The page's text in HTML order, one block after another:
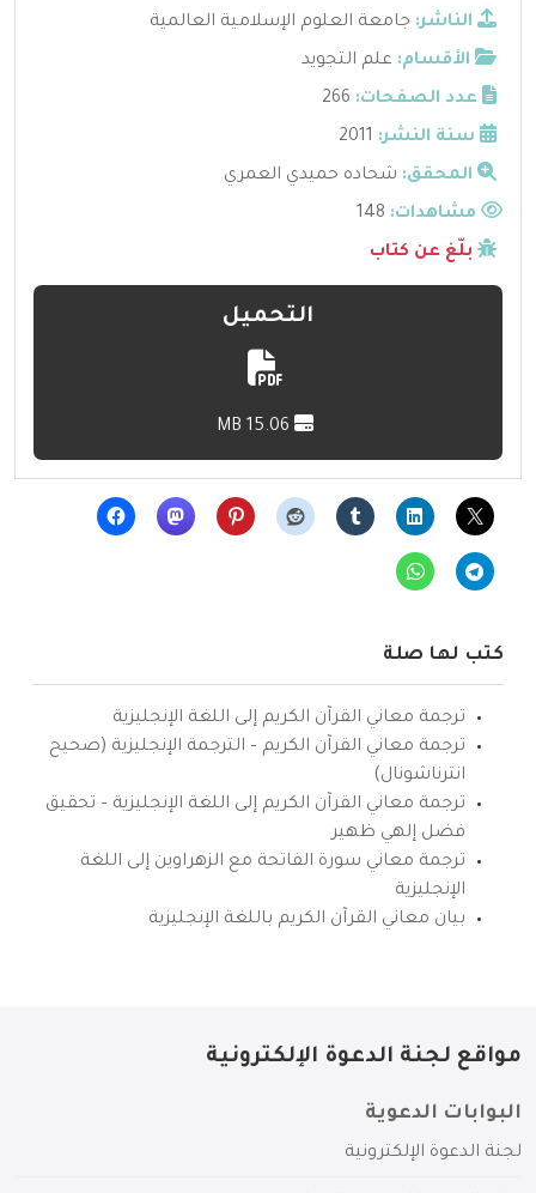
الناشر: جامعة العلوم الإسلامية العالمية
الأقسام: علم التجويد
عدد الصفحات: 266
سنة النشر: 2011
المحقق: شحاده حميدي العمري
مشاهدات:
بلّغ عن كتاب
التحميل
كتب لها صلة
ترجمة معاني القرآن الكريم إلى اللغة الإنجليزية
ترجمة معاني القرآن الكريم – الترجمة الإنجليزية (صحيح
انترناشونال)
ترجمة معاني القرآن الكريم إلى اللغة الإنجليزية – تحقيق
فضل إلهي ظهير
ترجمة معاني سورة الفاتحة مع الزهراوين إلى اللغة
الإنجليزية
بيان معاني القرآن الكريم باللغة الإنجليزية
مواقع لجنة الدعوة الإلكترونية
البوابات الدعوية
لجنة الدعوة الإلكترونية